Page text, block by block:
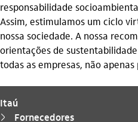
responsabilidade
Assim, estimulamos um ciclo
nossa sociedade. A nossa
orientações de
todas as empresas, não
Itaú
seta_direita Fornecedores